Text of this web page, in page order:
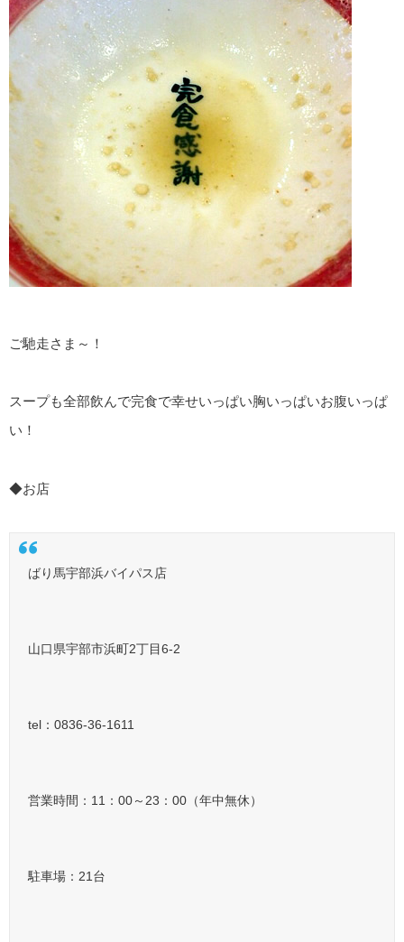
ご馳走さま～！
スープも全部飲んで完食で幸せいっぱい胸いっぱいお腹いっぱ
い！
◆お店
ばり馬宇部浜バイパス店
山口県宇部市浜町2丁目6-2
tel：0836-36-1611
営業時間：11：00～23：00（年中無休）
駐車場：21台